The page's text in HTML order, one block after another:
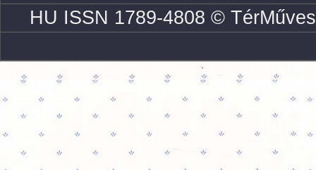
HU ISSN 1789-4808 ©